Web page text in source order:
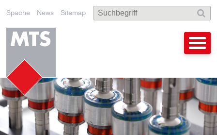
Spache News Sitemap